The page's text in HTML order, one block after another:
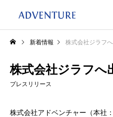
新着情報 株式会社ジラフ
株式会社ジラフへ
プレスリリース
株式会社アドベンチャー（本社